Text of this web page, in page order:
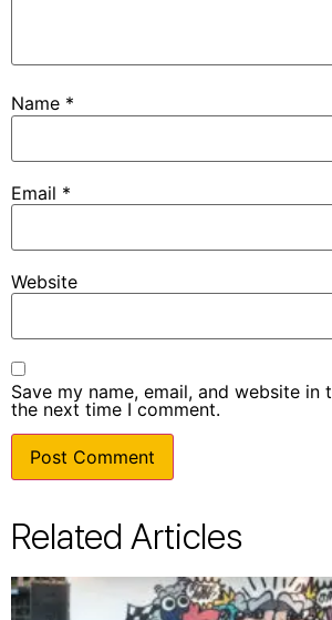
Name *
Email *
Website
Save my name, email, and website in
the next time I comment.
Related Articles